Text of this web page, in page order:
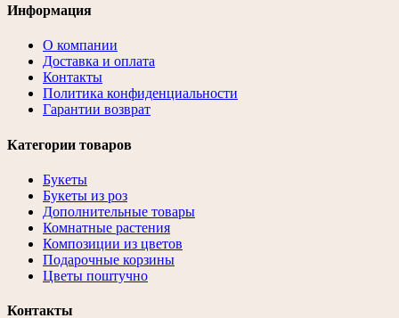
Информация
О компании
Доставка и оплата
Контакты
Политика конфиденциальности
Гарантии возврат
Категории товаров
Букеты
Букеты из роз
Дополнительные товары
Комнатные растения
Композиции из цветов
Подарочные корзины
Цветы поштучно
Контакты